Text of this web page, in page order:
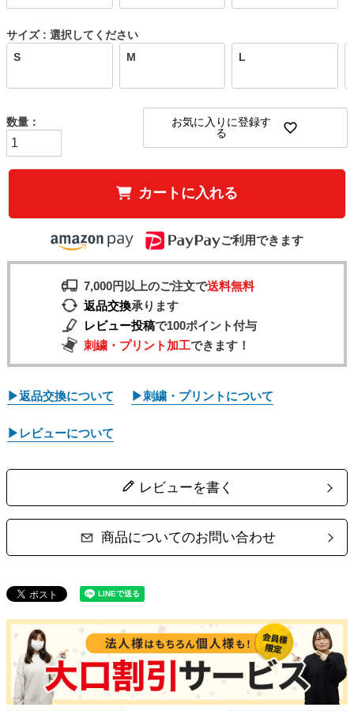
サイズ
選択してください
S
M L
お気に入りに登録す
る
カートに入れる
ご利用できます
7,000円以上のご注文で送料無料
返品交換承ります
レビュー投稿で100ポイント付与
刺繍・プリント加工できます！
▶返品交換について ▶刺繍・プリントについて
▶レビューについて
レビューを書く
商品についてのお問い合わせ